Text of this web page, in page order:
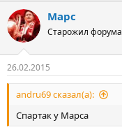
Марс
Старожил форума
26.02.2015
andru69 сказал(а):
Спартак у Марса